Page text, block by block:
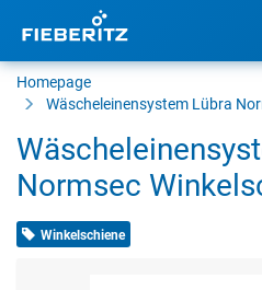
Homepage
Wäscheleinensystem Lübra
Normsec
Winkelschiene